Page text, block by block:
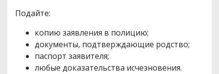
Подайте:
копию заявления в полицию;
документы, подтверждающие родство;
паспорт заявителя;
любые доказательства исчезновения.